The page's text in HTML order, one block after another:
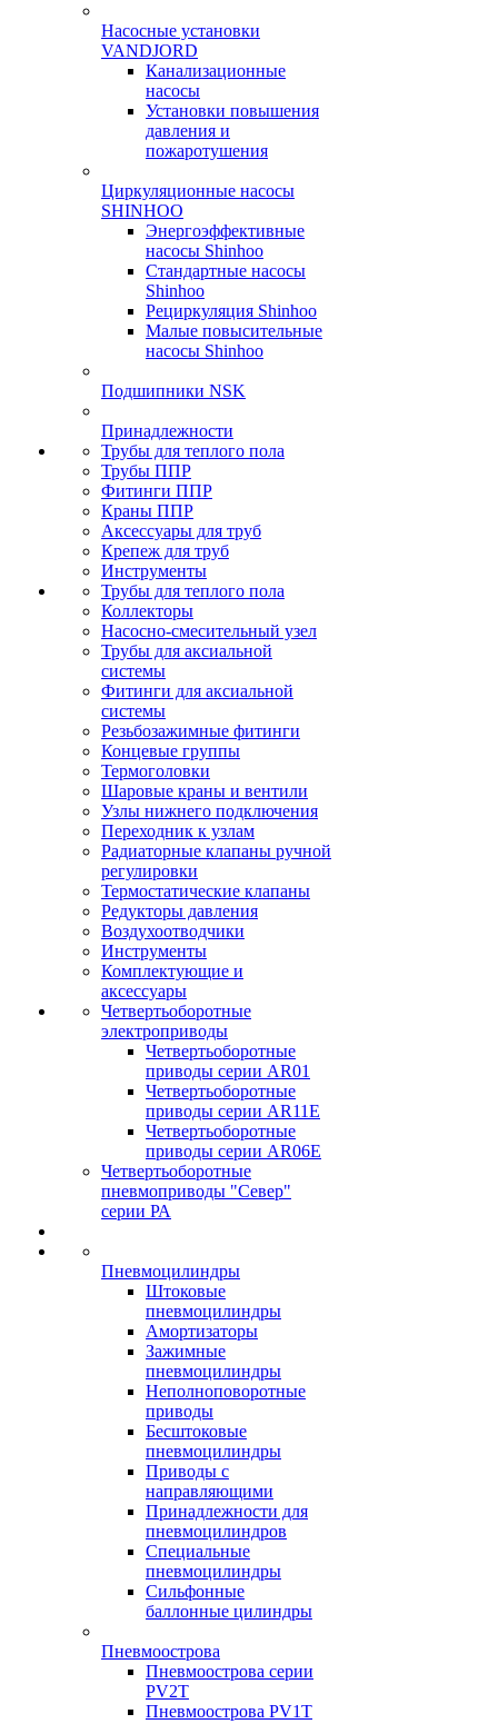
Насосные установки
VANDJORD
Канализационные
насосы
Установки повышения
давления и
пожаротушения
Циркуляционные насосы
SHINHOO
Энергоэффективные
насосы Shinhoo
Стандартные насосы
Shinhoo
Рециркуляция Shinhoo
Малые повысительные
насосы Shinhoo
Подшипники NSK
Принадлежности
Трубы для теплого пола
Трубы ППР
Фитинги ППР
Краны ППР
Аксессуары для труб
Крепеж для труб
Инструменты
Трубы для теплого пола
Коллекторы
Насосно-смесительный узел
Трубы для аксиальной
системы
Фитинги для аксиальной
системы
Резьбозажимные фитинги
Концевые группы
Термоголовки
Шаровые краны и вентили
Узлы нижнего подключения
Переходник к узлам
Радиаторные клапаны ручной
регулировки
Термостатические клапаны
Редукторы давления
Воздухоотводчики
Инструменты
Комплектующие и
аксессуары
Четвертьоборотные
электроприводы
Четвертьоборотные
приводы серии AR01
Четвертьоборотные
приводы серии AR11E
Четвертьоборотные
приводы серии AR06E
Четвертьоборотные
пневмоприводы "Север"
серии РА
Пневмоцилиндры
Штоковые
пневмоцилиндры
Амортизаторы
Зажимные
пневмоцилиндры
Неполноповоротные
приводы
Бесштоковые
пневмоцилиндры
Приводы с
направляющими
Принадлежности для
пневмоцилиндров
Специальные
пневмоцилиндры
Сильфонные
баллонные цилиндры
Пневмоострова
Пневмоострова серии
PV2T
Пневмоострова PV1T